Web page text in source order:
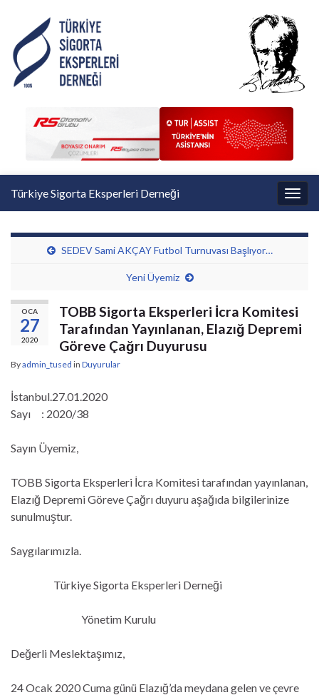
Türkiye Sigorta Eksperleri Derneği
SEDEV Sami AKÇAY Futbol Turnuvası Başlıyor…
Yeni Üyemiz
OCA
27
2020
TOBB Sigorta Eksperleri İcra Komitesi
Tarafından Yayınlanan, Elazığ Depremi
Göreve Çağrı Duyurusu
Byadmin_tused in Duyurular
İstanbul.27.01.2020
Sayı : 2020/38
Sayın Üyemiz,
TOBB Sigorta Eksperleri İcra Komitesi tarafından yayınlanan,
Elazığ Depremi Göreve Çağrı duyuru aşağıda bilgilerinize
sunulmuştur.
Saygılarımızla.
Türkiye Sigorta Eksperleri Derneği
Yönetim Kurulu
Değerli Meslektaşımız,
24 Ocak 2020 Cuma günü Elazığ’da meydana gelen ve çevre